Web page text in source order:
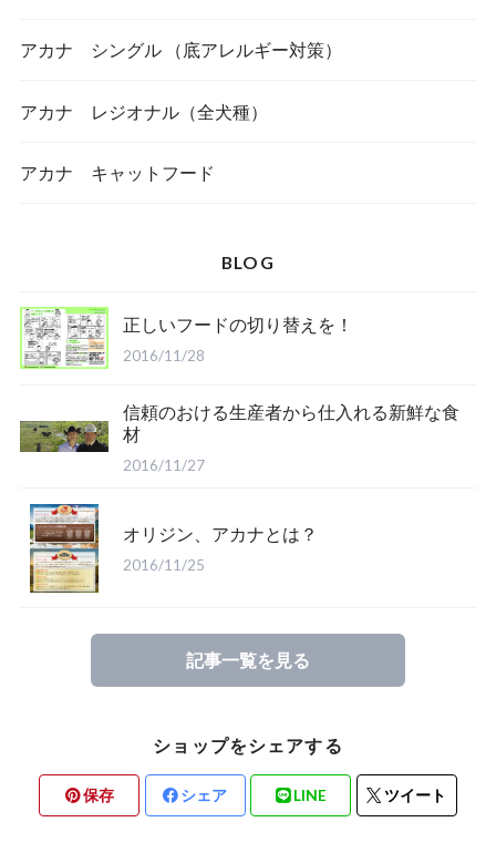
アカナ シングル （底アレルギー対策）
アカナ レジオナル（全犬種）
アカナ キャットフード
BLOG
正しいフードの切り替えを！
2016/11/28
信頼のおける生産者から仕入れる新鮮な食
材
2016/11/27
オリジン、アカナとは？
2016/11/25
記事一覧を見る
ショップをシェアする
保存 シェア LINE ツイート